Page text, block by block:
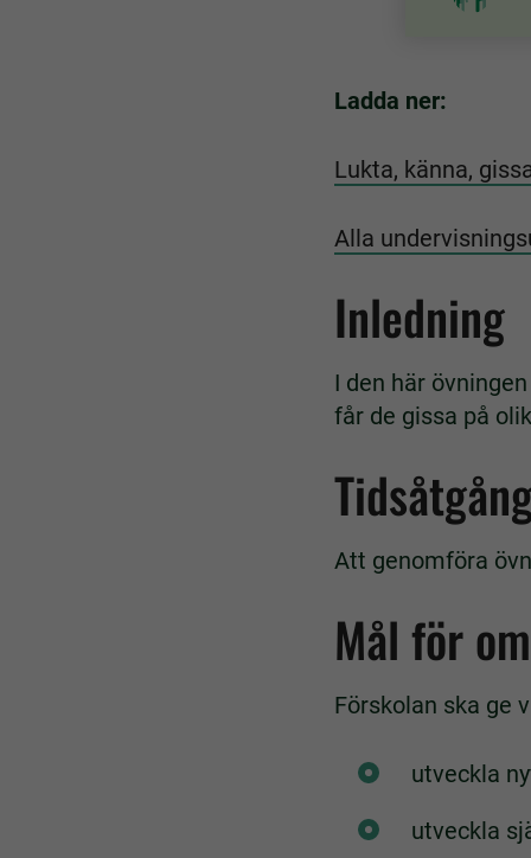
Ladda ner:
Lukta, känna,
Alla
Inledning
I den här
får de gissa på
Att genomföra
Mål för
Förskolan ska ge
utveckla
utveckla